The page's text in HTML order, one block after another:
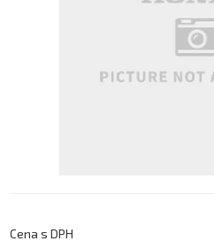
Cena s DPH